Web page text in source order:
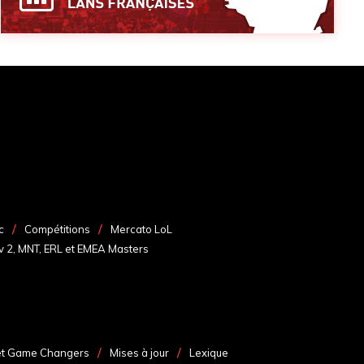
Compétitions
Mercato LoL
2, MNT, ERL et EMEA Masters
Game Changers Mises à jour Lexique